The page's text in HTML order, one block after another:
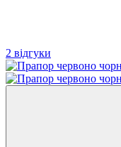
2 відгуки